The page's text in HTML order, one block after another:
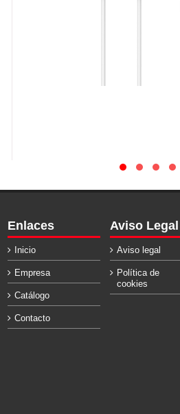
Enlaces
Inicio
Empresa
Catálogo
Contacto
Aviso Legal
Aviso legal
Política de
cookies